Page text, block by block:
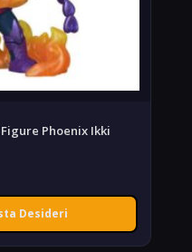
Phoenix Ikki
Desideri